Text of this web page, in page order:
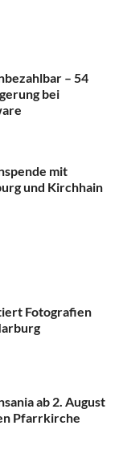
– 54
bei
mit
und Kirchhain
Fotografien
ab 2. August
Pfarrkirche